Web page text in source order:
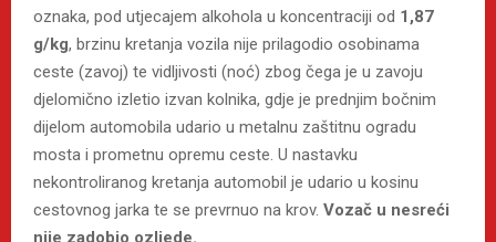
oznaka, pod utjecajem alkohola u koncentraciji od 1,87
g/kg, brzinu kretanja vozila nije prilagodio osobinama
ceste (zavoj) te vidljivosti (noć) zbog čega je u zavoju
djelomično izletio izvan kolnika, gdje je prednjim bočnim
dijelom automobila udario u metalnu zaštitnu ogradu
mosta i prometnu opremu ceste. U nastavku
nekontroliranog kretanja automobil je udario u kosinu
cestovnog jarka te se prevrnuo na krov. Vozač u nesreći
nije zadobio ozljede.